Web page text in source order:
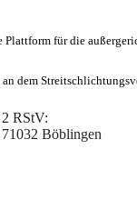
für die
dem
RStV:
Böblingen